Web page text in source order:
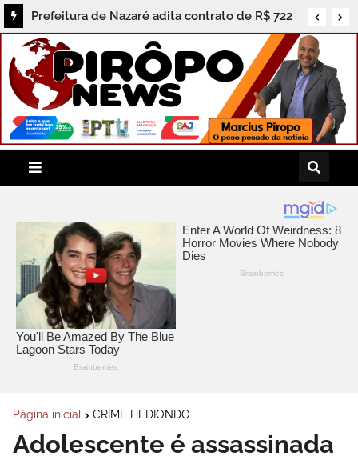
Prefeitura de Nazaré adita contrato de R$ 722
mil e população cobra prestação de contas dos
serviços
Página inicial CRIME HEDIONDO
Adolescente é assassinada